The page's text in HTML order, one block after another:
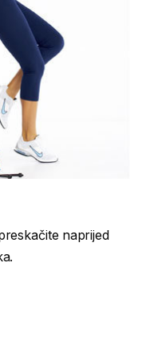
naprijed